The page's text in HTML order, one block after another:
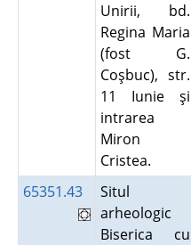
Unirii, bd.
Regina Maria
(fost G.
Coşbuc), str.
11 Iunie şi
intrarea
Miron
Cristea.
65351.43
Situl
arheologic
Biserica cu